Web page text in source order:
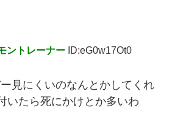
ントレーナー ID:eG0w17Ot0
見にくいのなんとかしてくれ
いたら死にかけとか多いわ